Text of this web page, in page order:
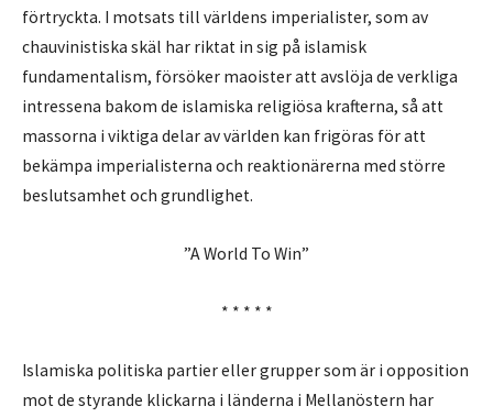
förtryckta. I motsats till världens imperialister, som av
chauvinistiska skäl har riktat in sig på islamisk
fundamentalism, försöker maoister att avslöja de verkliga
intressena bakom de islamiska religiösa krafterna, så att
massorna i viktiga delar av världen kan frigöras för att
bekämpa imperialisterna och reaktionärerna med större
beslutsamhet och grundlighet.
”A World To Win”
* * * * *
Islamiska politiska partier eller grupper som är i opposition
mot de styrande klickarna i länderna i Mellanöstern har